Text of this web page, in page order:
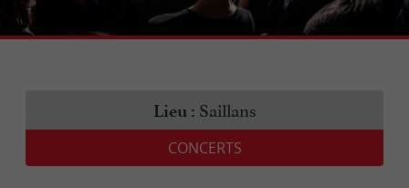
Lieu : Saillans
CONCERTS